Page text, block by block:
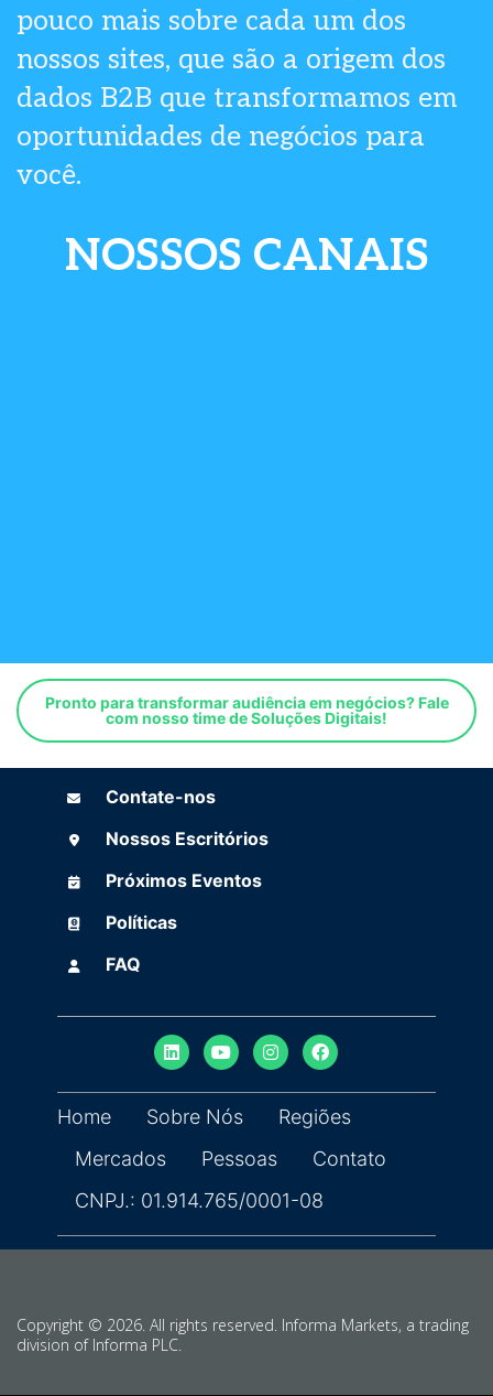
pouco mais sobre cada um dos
nossos sites, que são a origem dos
dados B2B que transformamos em
oportunidades de negócios para
você.
NOSSOS CANAIS
Pronto para transformar audiência em negócios? Fale
Pronto para transformar audiência em negócios? Fale
com nosso time de Soluções Digitais! (opens in
Contate-nos
Contate-nos
Nossos Escritórios
Nossos Escritórios
Próximos Eventos
Próximos Eventos
Políticas
Políticas(opens in new tab)
FAQ
FAQ
Home Sobre Nós
Regiões
Mercados
Pessoas
Contato
CNPJ.: 01.914.765/0001-08
Copyright © 2026. All rights reserved. Informa Markets, a trading
division of Informa PLC.